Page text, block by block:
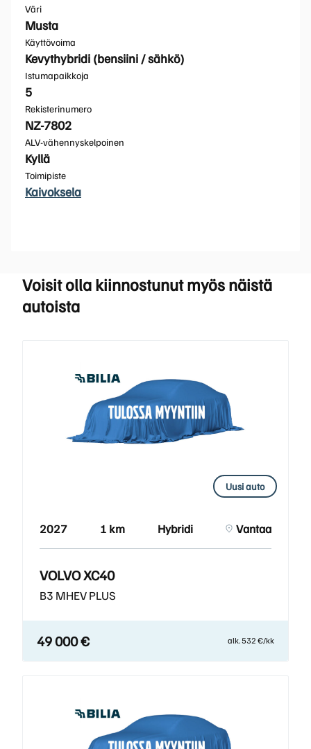
Väri
Musta
Käyttövoima
Kevythybridi (bensiini / sähkö)
Istumapaikkoja
5
Rekisterinumero
NZ-7802
ALV-vähennyskelpoinen
Kyllä
Toimipiste
Kaivoksela
Voisit olla kiinnostunut myös näistä
autoista
Uusi auto
2027 1 km Hybridi Vantaa
VOLVO XC40
B3 MHEV PLUS
49 000 € alk. 532 €/kk